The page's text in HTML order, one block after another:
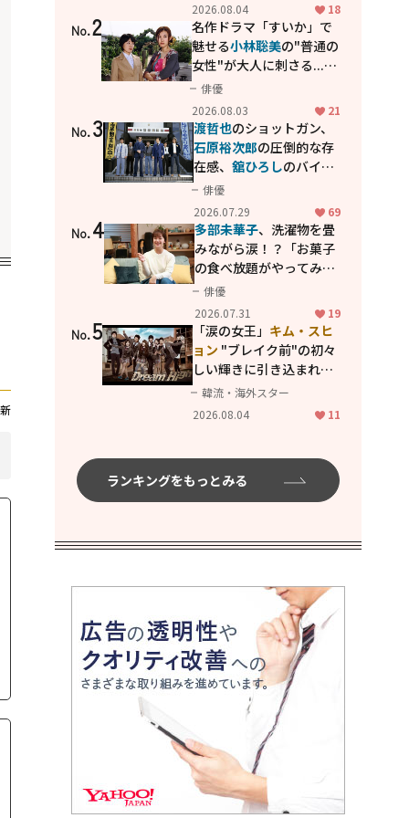
会えたら。」
2026.08.04 18
No.2
名作ドラマ「すいか」で
魅せる小林聡美の"普通の
女性"が大人に刺さる...映
画「かもめ食堂」にも通
じる静かな芝居
俳優
2026.08.03
21
No.3 渡哲也のショットガン、
石原裕次郎の圧倒的な存
在感、舘ひろしのバイク
アクション！"大門軍
団"のカッコよさが詰まっ
た「西部警察 PART-II」
俳優
2026.07.29
69
No.4 多部未華子、洗濯物を畳
みながら涙！？「お菓子
の食べ放題がやってみた
い」ハンディファン4台の
暑さ対策も明かす
俳優
2026.07.31
19
No.5 「涙の女王」 キム・スヒ
ョン "ブレイク前"の初々
しい輝きに引き込まれ
る...2PM テギョン
共演の青春名作「ドリー
韓流・海外スター
2026.08.04
11
ランキングをもっとみる